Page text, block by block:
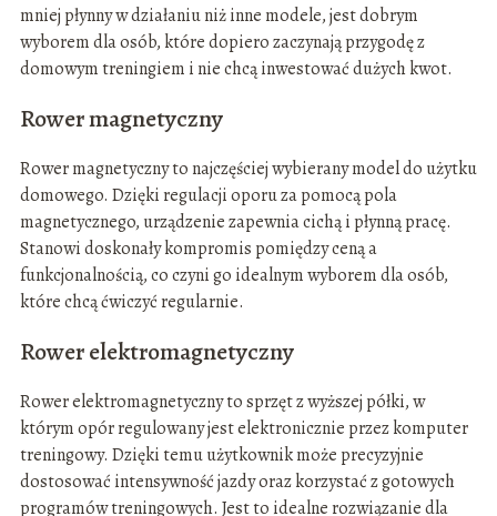
mniej płynny w działaniu niż inne modele, jest dobrym
wyborem dla osób, które dopiero zaczynają przygodę z
domowym treningiem i nie chcą inwestować dużych kwot.
Rower magnetyczny
Rower magnetyczny to najczęściej wybierany model do użytku
domowego. Dzięki regulacji oporu za pomocą pola
magnetycznego, urządzenie zapewnia cichą i płynną pracę.
Stanowi doskonały kompromis pomiędzy ceną a
funkcjonalnością, co czyni go idealnym wyborem dla osób,
które chcą ćwiczyć regularnie.
Rower elektromagnetyczny
Rower elektromagnetyczny to sprzęt z wyższej półki, w
którym opór regulowany jest elektronicznie przez komputer
treningowy. Dzięki temu użytkownik może precyzyjnie
dostosować intensywność jazdy oraz korzystać z gotowych
programów treningowych. Jest to idealne rozwiązanie dla